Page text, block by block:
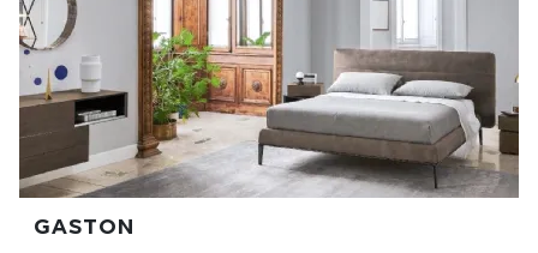
GASTON